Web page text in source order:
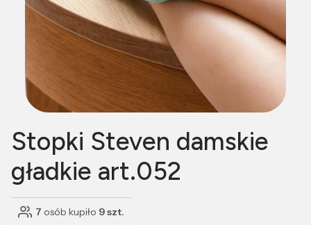
Stopki Steven damskie
gładkie art.052
7 osób kupiło 9 szt.